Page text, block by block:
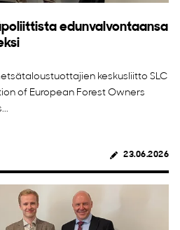
edunvalvontaansa
keskusliitto SLC
of European Forest Owners
23.06.2026